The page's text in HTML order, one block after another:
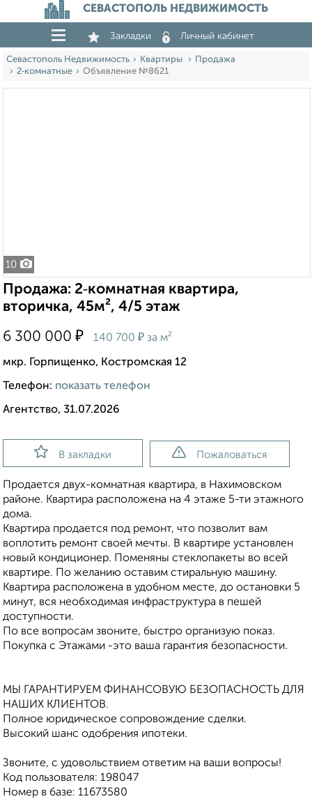
СЕВАСТОПОЛЬ НЕДВИЖИМОСТЬ
Закладки Личный кабинет
Севастополь Недвижимость Квартиры
Продажа
2‑комнатные
Объявление №8621
10
Продажа: 2‑комнатная квартира,
вторичка, 45м², 4/5 этаж
6 300 000 ₽ 140 700 ₽ за м²
мкр. Горпищенко, Костромская 12
Телефон: показать телефон
Агентство, 31.07.2026
В закладки Пожаловаться
Продается двух-комнатная квартира, в Нахимовском
районе. Квартира расположена на 4 этаже 5-ти этажного
дома.
Квартира продается под ремонт, что позволит вам
воплотить ремонт своей мечты. В квартире установлен
новый кондиционер. Поменяны стеклопакеты во всей
квартире. По желанию оставим стиральную машину.
Квартира расположена в удобном месте, до остановки 5
минут, вся необходимая инфраструктура в пешей
доступности.
По все вопросам звоните, быстро организую показ.
Покупка с Этажами -это ваша гарантия безопасности.
МЫ ГАРАНТИРУЕМ ФИНАНСОВУЮ БЕЗОПАСНОСТЬ ДЛЯ
НАШИХ КЛИЕНТОВ.
Полное юридическое сопровождение сделки.
Высокий шанс одобрения ипотеки.
Звоните, с удовольствием ответим на ваши вопросы!
Код пользователя: 198047
Номер в базе: 11673580